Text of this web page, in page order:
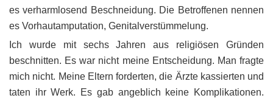
es verharmlosend Beschneidung. Die Betroffenen nennen
es Vorhautamputation, Genitalverstümmelung.
Ich wurde mit sechs Jahren aus religiösen Gründen
beschnitten. Es war nicht meine Entscheidung. Man fragte
mich nicht. Meine Eltern forderten, die Ärzte kassierten und
taten ihr Werk. Es gab angeblich keine Komplikationen.